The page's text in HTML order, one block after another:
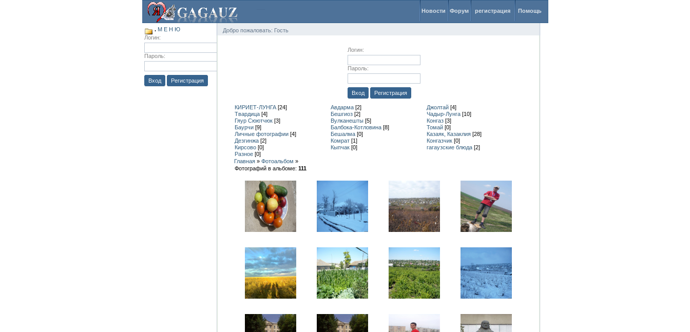
Помощь
регистрация
Форум
Новости
.М Е Н Ю
Логин:
Пароль:
Вход Регистрация
Добро пожаловать: Гость
Логин:
Пароль:
Вход Регистрация
КИРИЕТ-ЛУНГА [24] Авдарма [2] Джолтай [4]
Твардица [4] Бешгиоз [2] Чадыр-Лунга [10]
Гяур Сюютчюк [3] Вулканешты [5] Конгаз [3]
Баурчи [9] Балбока-Котловина [8] Томай [0]
Личные фотографии [4] Бешалма [0] Казаяк, Казаклия [28]
Дезгинжа [2] Комрат [1] Конгазчик [0]
Кирсово [0] Кыпчак [0] гагаузские блюда [2]
Разное [0]
Главная» Фотоальбом »
Фотографий в альбоме: 111